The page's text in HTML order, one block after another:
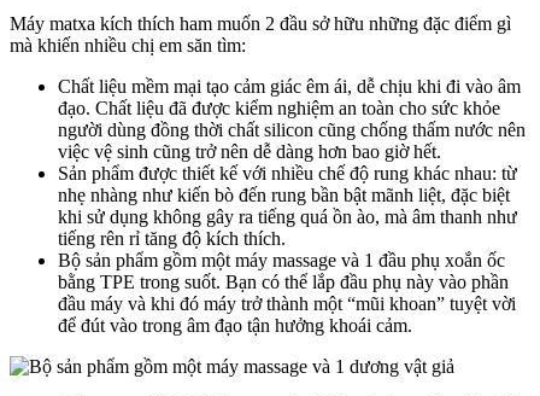
Máy matxa kích thích ham muốn 2 đầu sở hữu những đặc điểm gì
mà khiến nhiều chị em săn tìm:
Chất liệu mềm mại tạo cảm giác êm ái, dễ chịu khi đi vào âm
đạo. Chất liệu đã được kiểm nghiệm an toàn cho sức khỏe
người dùng đồng thời chất silicon cũng chống thấm nước nên
việc vệ sinh cũng trở nên dễ dàng hơn bao giờ hết.
Sản phẩm được thiết kế với nhiều chế độ rung khác nhau: từ
nhẹ nhàng như kiến bò đến rung bần bật mãnh liệt, đặc biệt
khi sử dụng không gây ra tiếng quá ồn ào, mà âm thanh như
tiếng rên rỉ tăng độ kích thích.
Bộ sản phẩm gồm một máy massage và 1 đầu phụ xoắn ốc
bằng TPE trong suốt. Bạn có thể lắp đầu phụ này vào phần
đầu máy và khi đó máy trở thành một “mũi khoan” tuyệt vời
để đút vào trong âm đạo tận hưởng khoái cảm.